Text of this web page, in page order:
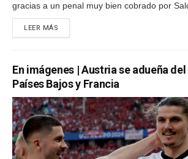
gracias a un penal muy bien cobrado por
LEER MÁS
En imágenes | Austria se adueña
Países Bajos y Francia